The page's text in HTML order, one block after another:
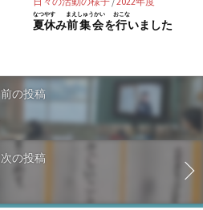
夏休
なつやす
み前集会
まえしゅうかい
を行
おこな
いました
前の投稿
次の投稿